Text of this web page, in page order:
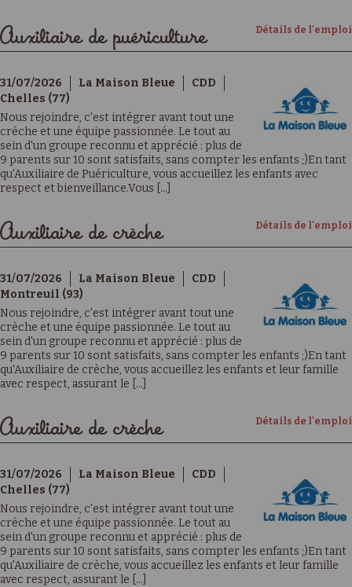
Détails de l'emploi
Auxiliaire de puériculture
31/07/2026 La Maison Bleue
CDD
Chelles (77)
Nous rejoindre, c'est intégrer avant tout une
crèche et une équipe passionnée. Le tout au
sein d'un groupe reconnu et apprécié : plus de
9 parents sur 10 sont satisfaits, sans compter les enfants ;)En tant
qu'Auxiliaire de Puériculture, vous accueillez les enfants avec
respect et bienveillance.Vous [...]
Détails de l'emploi
Auxiliaire de crèche
31/07/2026 La Maison Bleue
CDD
Montreuil (93)
Nous rejoindre, c'est intégrer avant tout une
crèche et une équipe passionnée. Le tout au
sein d'un groupe reconnu et apprécié : plus de
9 parents sur 10 sont satisfaits, sans compter les enfants ;)En tant
qu'Auxiliaire de crèche, vous accueillez les enfants et leur famille
avec respect, assurant le [...]
Détails de l'emploi
Auxiliaire de crèche
31/07/2026 La Maison Bleue
CDD
Chelles (77)
Nous rejoindre, c'est intégrer avant tout une
crèche et une équipe passionnée. Le tout au
sein d'un groupe reconnu et apprécié : plus de
9 parents sur 10 sont satisfaits, sans compter les enfants ;)En tant
qu'Auxiliaire de crèche, vous accueillez les enfants et leur famille
avec respect, assurant le [...]